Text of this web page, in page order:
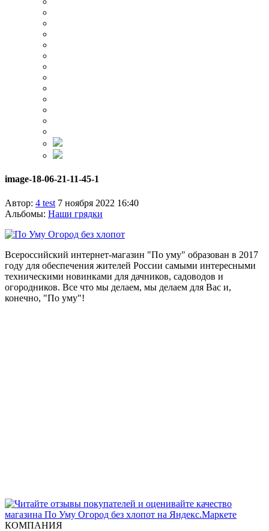
image-18-06-21-11-45-1
Автор: 4 test 7 ноября 2022 16:40
Альбомы: Наши грядки
Всероссийский интернет-магазин "По уму" образован в 2017
году для обеспечения жителей России самыми интересными
техническими новинками для дачников, садоводов и
огородников. Все что мы делаем, мы делаем для Вас и,
конечно, "По уму"!
КОМПАНИЯ